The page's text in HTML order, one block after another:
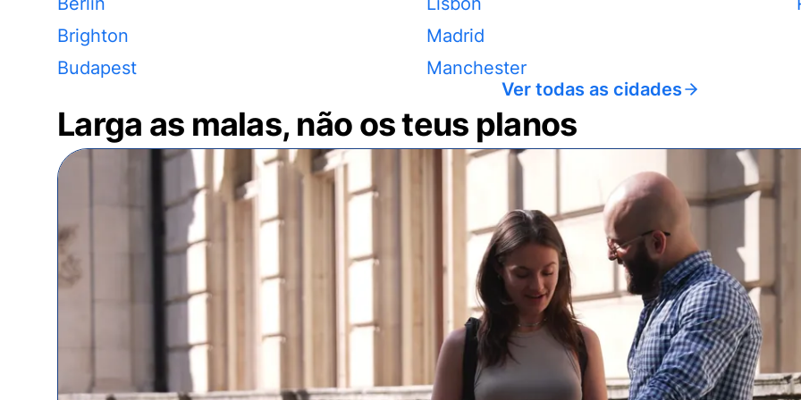
Brighton
Budapest
Madrid
Manchester
Ver todas as cidades
Larga as malas, não os teus planos